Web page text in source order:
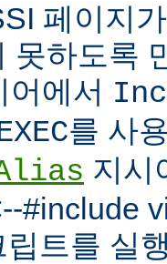
페이지
못하도록
어에서
를 사
지시
#include
트를 실